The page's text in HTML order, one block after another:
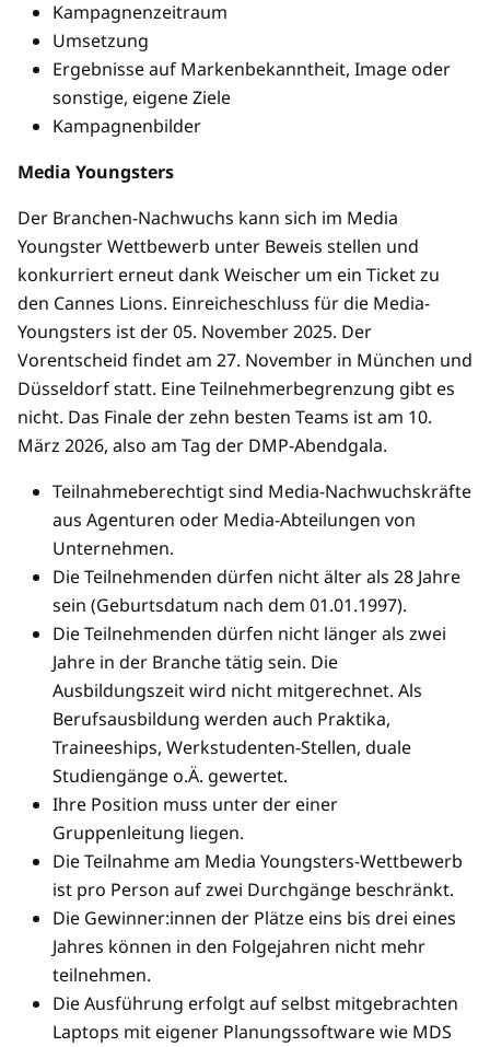
Kampagnenzeitraum
Umsetzung
Ergebnisse auf Markenbekanntheit, Image oder
sonstige, eigene Ziele
Kampagnenbilder
Media Youngsters
Der Branchen-Nachwuchs kann sich im Media
Youngster Wettbewerb unter Beweis stellen und
konkurriert erneut dank Weischer um ein Ticket zu
den Cannes Lions. Einreicheschluss für die Media-
Youngsters ist der 05. November 2025. Der
Vorentscheid findet am 27. November in München und
Düsseldorf statt. Eine Teilnehmerbegrenzung gibt es
nicht. Das Finale der zehn besten Teams ist am 10.
März 2026, also am Tag der DMP-Abendgala.
Teilnahmeberechtigt sind Media-Nachwuchskräfte
aus Agenturen oder Media-Abteilungen von
Unternehmen.
Die Teilnehmenden dürfen nicht älter als 28 Jahre
sein (Geburtsdatum nach dem 01.01.1997).
Die Teilnehmenden dürfen nicht länger als zwei
Jahre in der Branche tätig sein. Die
Ausbildungszeit wird nicht mitgerechnet. Als
Berufsausbildung werden auch Praktika,
Traineeships, Werkstudenten-Stellen, duale
Studiengänge o.Ä. gewertet.
Ihre Position muss unter der einer
Gruppenleitung liegen.
Die Teilnahme am Media Youngsters-Wettbewerb
ist pro Person auf zwei Durchgänge beschränkt.
Die Gewinner:innen der Plätze eins bis drei eines
Jahres können in den Folgejahren nicht mehr
teilnehmen.
Die Ausführung erfolgt auf selbst mitgebrachten
Laptops mit eigener Planungssoftware wie MDS